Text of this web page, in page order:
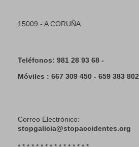
15009 - A CORUÑA
Teléfonos: 981 28 93 68 -
Móviles : 667 309 450 - 659 383 802
Correo Electrónico:
stopgalicia@stopaccidentes.org